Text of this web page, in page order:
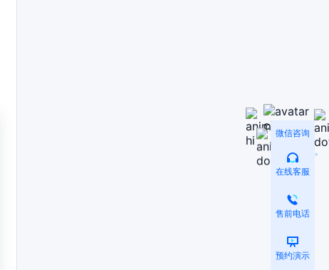
微信咨询
在线客服
售前电话
预约演示